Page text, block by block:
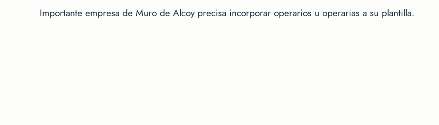
Importante empresa de Muro de Alcoy precisa incorporar operarios u operarias a su plantilla.